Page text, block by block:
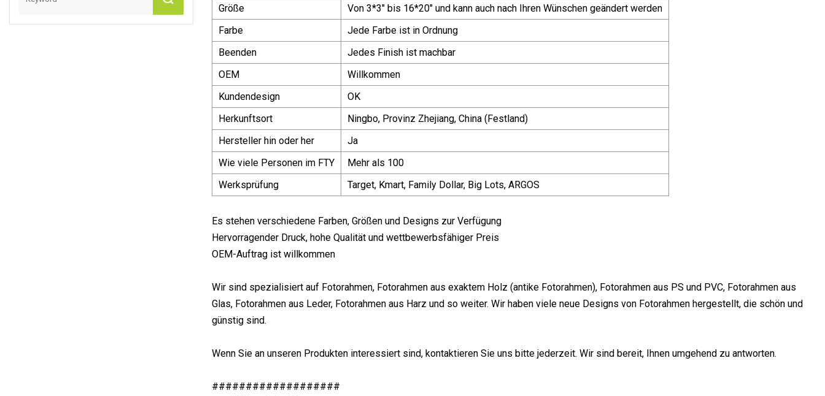
Größe
Von 3*3" bis 16*20" und kann auch nach Ihren Wünschen geändert werden
Farbe
Jede Farbe ist in Ordnung
Beenden
Jedes Finish ist machbar
OEM
Willkommen
Kundendesign
OK
Herkunftsort
Ningbo, Provinz Zhejiang, China (Festland)
Hersteller hin oder her
Ja
Wie viele Personen im FTY
Mehr als 100
Werksprüfung
Target, Kmart, Family Dollar, Big Lots, ARGOS
Es stehen verschiedene Farben, Größen und Designs zur Verfügung
Hervorragender Druck, hohe Qualität und wettbewerbsfähiger Preis
OEM-Auftrag ist willkommen
Wir sind spezialisiert auf Fotorahmen, Fotorahmen aus exaktem Holz (antike Fotorahmen), Fotorahmen aus PS und PVC, Fotorahmen aus
Glas, Fotorahmen aus Leder, Fotorahmen aus Harz und so weiter. Wir haben viele neue Designs von Fotorahmen hergestellt, die schön und
günstig sind.
Wenn Sie an unseren Produkten interessiert sind, kontaktieren Sie uns bitte jederzeit. Wir sind bereit, Ihnen umgehend zu antworten.
###################